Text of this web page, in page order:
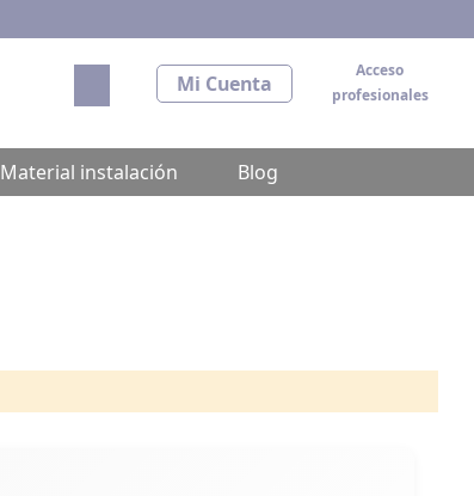
Acceso
profesionales
Mi Cuenta
Mi carrito
Material instalación Blog